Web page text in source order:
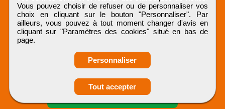
Obtenir ses
coordonnées
Vous pouvez choisir de refuser ou de personnaliser vos
choix en cliquant sur le bouton "Personnaliser". Par
ailleurs, vous pouvez à tout moment changer d'avis en
cliquant sur "Paramètres des cookies" situé en bas de
page.
Personnaliser
Tout accepter
ARCHIJOBBTP
Tous droits réservés © 1999 - 2026